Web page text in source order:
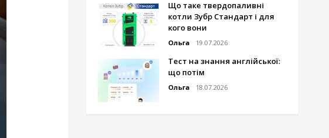
Що таке твердопаливні
котли Зубр Стандарт і для
кого вони
Ольга 19.07.2026
Тест на знання англійської:
що потім
Ольга 18.07.2026